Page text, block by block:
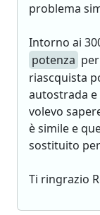
problema
Intorno ai
potenza
riascquista
autostrada e
volevo
è simile e
sostituito
Ti ringrazio